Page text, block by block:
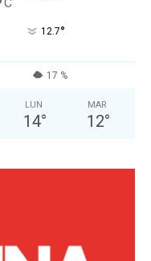
12.7°
17 %
LUN
14°
MAR
12°